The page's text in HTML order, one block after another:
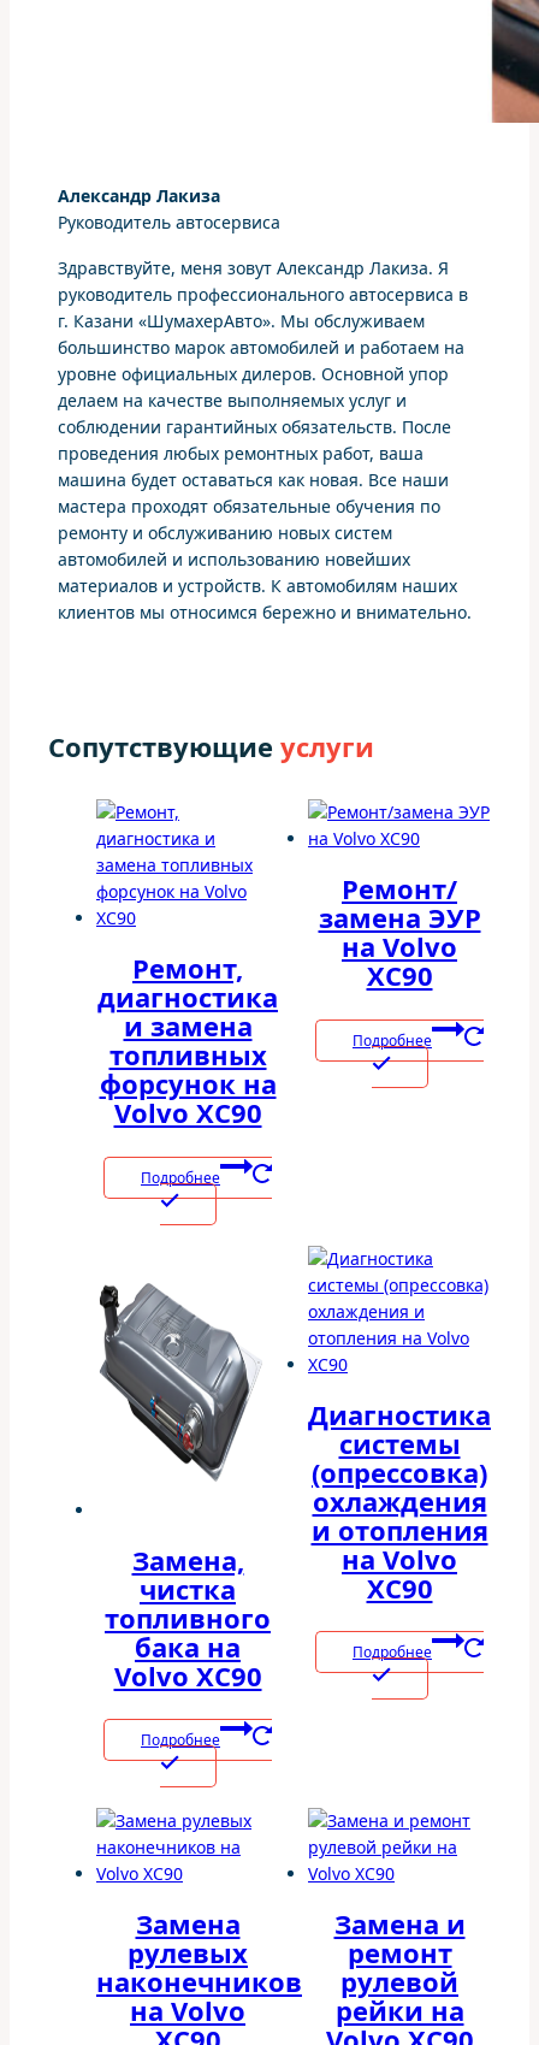
Александр Лакиза
Руководитель автосервиса
Здравствуйте, меня зовут Александр Лакиза. Я
руководитель профессионального автосервиса в
г. Казани «ШумахерАвто». Мы обслуживаем
большинство марок автомобилей и работаем на
уровне официальных дилеров. Основной упор
делаем на качестве выполняемых услуг и
соблюдении гарантийных обязательств. После
проведения любых ремонтных работ, ваша
машина будет оставаться как новая. Все наши
мастера проходят обязательные обучения по
ремонту и обслуживанию новых систем
автомобилей и использованию новейших
материалов и устройств. К автомобилям наших
клиентов мы относимся бережно и внимательно.
Сопутствующие услуги
Ремонт,
диагностика
и замена
топливных
форсунок на
Volvo XC90
Подробнее
Ремонт/
замена ЭУР
на Volvo
XC90
Подробнее
Замена,
чистка
топливного
бака на
Volvo XC90
Подробнее
Диагностика
системы
(опрессовка)
охлаждения
и отопления
на Volvo
XC90
Подробнее
Замена
рулевых
наконечников
на Volvo
Замена и
ремонт
рулевой
рейки на